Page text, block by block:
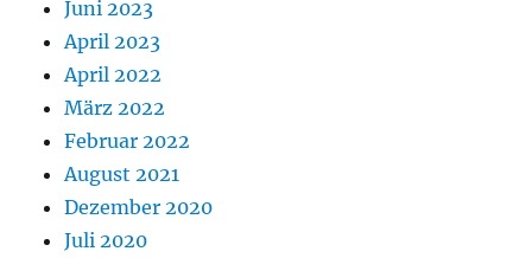
Juni 2023
April 2023
April 2022
März 2022
Februar 2022
August 2021
Dezember 2020
Juli 2020